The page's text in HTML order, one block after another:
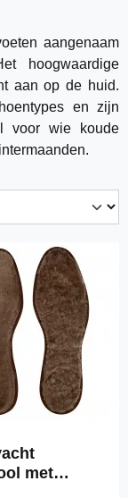
aangenaam
hoogwaardige
aan op de huid.
en zijn
voor wie koude
met